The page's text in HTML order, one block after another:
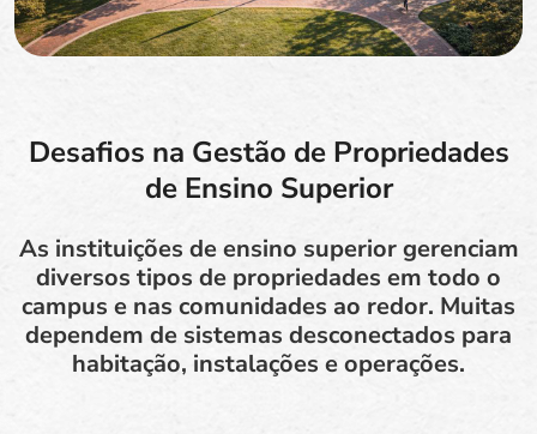
Desafios na Gestão de Propriedades
de Ensino Superior
As instituições de ensino superior gerenciam
diversos tipos de propriedades em todo o
campus e nas comunidades ao redor. Muitas
dependem de sistemas desconectados para
habitação, instalações e operações.